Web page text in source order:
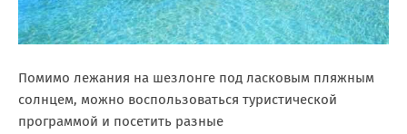
Помимо лежания на шезлонге под ласковым пляжным
солнцем, можно воспользоваться туристической
программой и посетить разные